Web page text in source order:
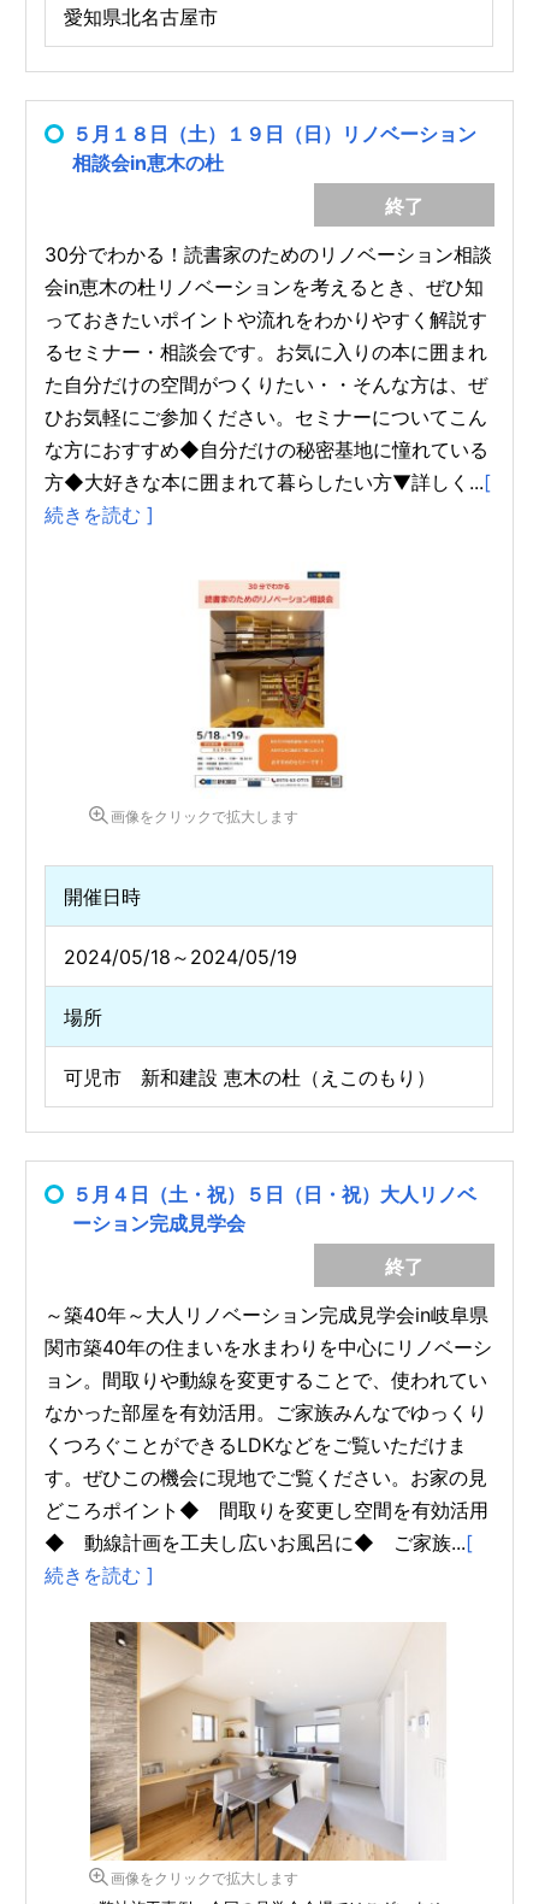
愛知県北名古屋市
５月１８日（土）１９日（日）リノベーション
相談会in恵木の杜
終了
30分でわかる！読書家のためのリノベーション相談
会in恵木の杜リノベーションを考えるとき、ぜひ知
っておきたいポイントや流れをわかりやすく解説す
るセミナー・相談会です。お気に入りの本に囲まれ
た自分だけの空間がつくりたい・・そんな方は、ぜ
ひお気軽にご参加ください。セミナーについてこん
な方におすすめ◆自分だけの秘密基地に憧れている
方◆大好きな本に囲まれて暮らしたい方▼詳しく...[
続きを読む ]
画像をクリックで拡大します
開催日時
2024/05/18～2024/05/19
場所
可児市 新和建設 恵木の杜（えこのもり）
５月４日（土・祝）５日（日・祝）大人リノベ
ーション完成見学会
終了
～築40年～大人リノベーション完成見学会in岐阜県
関市築40年の住まいを水まわりを中心にリノベーシ
ョン。間取りや動線を変更することで、使われてい
なかった部屋を有効活用。ご家族みんなでゆっくり
くつろぐことができるLDKなどをご覧いただけま
す。ぜひこの機会に現地でご覧ください。お家の見
どころポイント◆ 間取りを変更し空間を有効活用
◆ 動線計画を工夫し広いお風呂に◆ ご家族...[
続きを読む ]
画像をクリックで拡大します